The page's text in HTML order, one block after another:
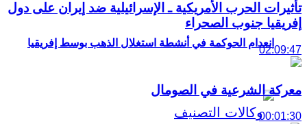
انعدام الحوكمة في أنشطة استغلال الذهب بوسط إفريقيا
تأثيرات الحرب الأمريكية ـ الإسرائيلية ضد إيران على دول
إفريقيا جنوب الصحراء
02:09:47
معركة الشرعية في الصومال
00:01:30